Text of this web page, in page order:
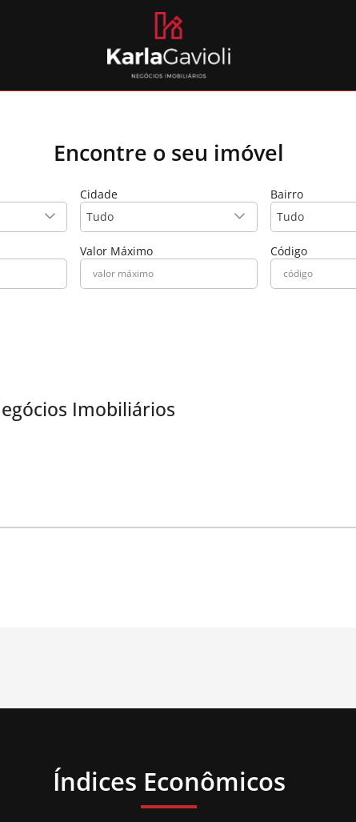
Encontre o seu imóvel
Cidade
Tudo
Bairro
Tudo
Valor Máximo
Código
Imobiliários
Índices Econômicos